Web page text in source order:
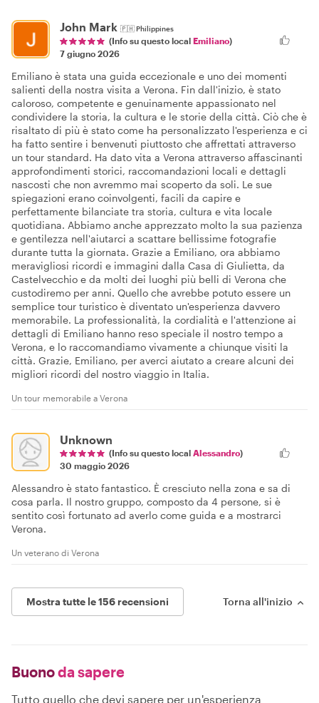
John Mark 🇵🇭Philippines
(Info su questo local Emiliano)
7 giugno 2026
Emiliano è stata una guida eccezionale e uno dei momenti
salienti della nostra visita a Verona. Fin dall'inizio, è stato
caloroso, competente e genuinamente appassionato nel
condividere la storia, la cultura e le storie della città. Ciò che è
risaltato di più è stato come ha personalizzato l'esperienza e ci
ha fatto sentire i benvenuti piuttosto che affrettati attraverso
un tour standard. Ha dato vita a Verona attraverso affascinanti
approfondimenti storici, raccomandazioni locali e dettagli
nascosti che non avremmo mai scoperto da soli. Le sue
spiegazioni erano coinvolgenti, facili da capire e
perfettamente bilanciate tra storia, cultura e vita locale
quotidiana. Abbiamo anche apprezzato molto la sua pazienza
e gentilezza nell'aiutarci a scattare bellissime fotografie
durante tutta la giornata. Grazie a Emiliano, ora abbiamo
meravigliosi ricordi e immagini dalla Casa di Giulietta, da
Castelvecchio e da molti dei luoghi più belli di Verona che
custodiremo per anni. Quello che avrebbe potuto essere un
semplice tour turistico è diventato un'esperienza davvero
memorabile. La professionalità, la cordialità e l'attenzione ai
dettagli di Emiliano hanno reso speciale il nostro tempo a
Verona, e lo raccomandiamo vivamente a chiunque visiti la
città. Grazie, Emiliano, per averci aiutato a creare alcuni dei
migliori ricordi del nostro viaggio in Italia.
Un tour memorabile a Verona
Unknown
(Info su questo local Alessandro)
30 maggio 2026
Alessandro è stato fantastico. È cresciuto nella zona e sa di
cosa parla. Il nostro gruppo, composto da 4 persone, si è
sentito così fortunato ad averlo come guida e a mostrarci
Verona.
Un veterano di Verona
Mostra tutte le 156 recensioni Torna all'inizio
Buonoda sapere
Tutto quello che devi sapere per un'esperienza